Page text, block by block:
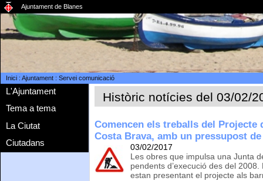
Ajuntament de Blanes
Inici: Ajuntament: Servei comunicació
L'Ajuntament
Tema a tema
La Ciutat
Ciutadans
Històric notícies del 03/02/
Comencen els treballs del Projecte
Costa Brava, amb un pressupost de
03/02/2017
Les obres que impulsa una Junta
pendents d’execució des del
estan presentant el projecte als